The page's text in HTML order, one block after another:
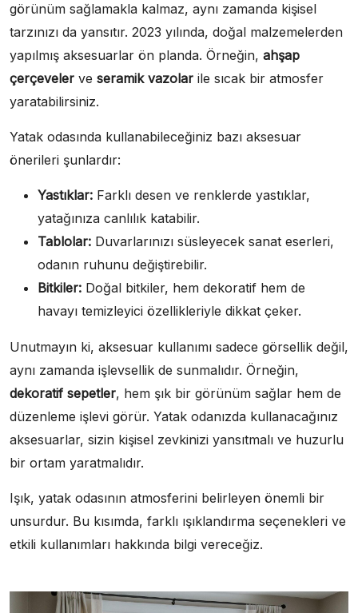
görünüm sağlamakla kalmaz, aynı zamanda kişisel
tarzınızı da yansıtır. 2023 yılında, doğal malzemelerden
yapılmış aksesuarlar ön planda. Örneğin, ahşap
çerçeveler ve seramik vazolar ile sıcak bir atmosfer
yaratabilirsiniz.
Yatak odasında kullanabileceğiniz bazı aksesuar
önerileri şunlardır:
Yastıklar: Farklı desen ve renklerde yastıklar,
yatağınıza canlılık katabilir.
Tablolar: Duvarlarınızı süsleyecek sanat eserleri,
odanın ruhunu değiştirebilir.
Bitkiler: Doğal bitkiler, hem dekoratif hem de
havayı temizleyici özellikleriyle dikkat çeker.
Unutmayın ki, aksesuar kullanımı sadece görsellik değil,
aynı zamanda işlevsellik de sunmalıdır. Örneğin,
dekoratif sepetler, hem şık bir görünüm sağlar hem de
düzenleme işlevi görür. Yatak odanızda kullanacağınız
aksesuarlar, sizin kişisel zevkinizi yansıtmalı ve huzurlu
bir ortam yaratmalıdır.
Işık, yatak odasının atmosferini belirleyen önemli bir
unsurdur. Bu kısımda, farklı ışıklandırma seçenekleri ve
etkili kullanımları hakkında bilgi vereceğiz.